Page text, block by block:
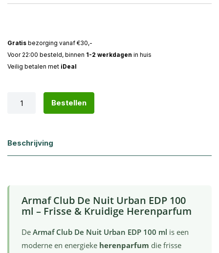
Gratis bezorging vanaf €30,-
Voor 22:00 besteld, binnen 1-2 werkdagen in huis
Veilig betalen met iDeal
Bestellen
Beschrijving
Armaf Club De Nuit Urban EDP 100
ml – Frisse & Kruidige Herenparfum
De Armaf Club De Nuit Urban EDP 100 ml is een
moderne en energieke herenparfum die frisse